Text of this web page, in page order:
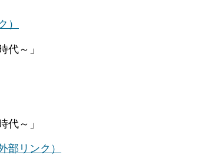
）
～」
～」
部リンク）